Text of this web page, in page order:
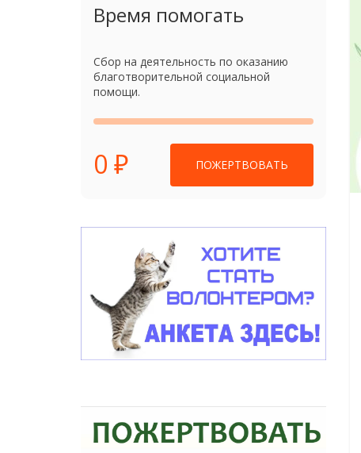
Время помогать
Сбор на деятельность по оказанию
благотворительной социальной
помощи.
0 ₽ ПОЖЕРТВОВАТЬ